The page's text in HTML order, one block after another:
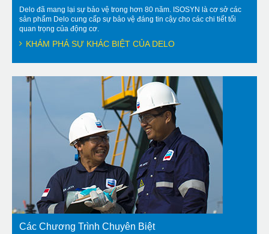
Delo đã mang lại sự bảo vệ trong hơn 80 năm. ISOSYN là cơ sở các
sản phẩm Delo cung cấp sự bảo vệ đáng tin cậy cho các chi tiết tối
quan trọng của động cơ.
KHÁM PHÁ SỰ KHÁC BIỆT CỦA DELO
Các Chương Trình Chuyên Biệt